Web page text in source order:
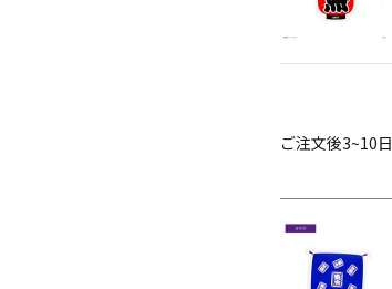
ご注文後3~10日